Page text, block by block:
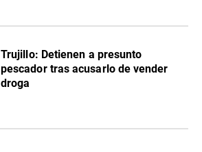
Trujillo: Detienen a presunto
pescador tras acusarlo de vender
droga